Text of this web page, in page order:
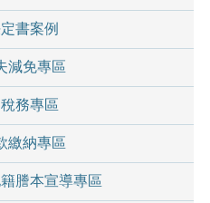
書案例
減免專區
務專區
繳納專區
謄本宣導專區